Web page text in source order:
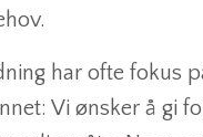
har ofte fokus
Vi ønsker å gi